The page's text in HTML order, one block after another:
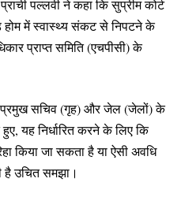
पल्लवी ने कहा कि सुप्रीम कोर्ट
होम में स्वास्थ्य संकट से निपटने के
प्राप्त समिति (एचपीसी) के
प्रमुख सचिव (गृह) और जेल (जेलों) के
यह निर्धारित करने के लिए कि
किया जा सकता है या ऐसी अवधि
है उचित समझा।